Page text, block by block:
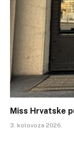
Miss Hrvatske
3. kolovoza 2026.